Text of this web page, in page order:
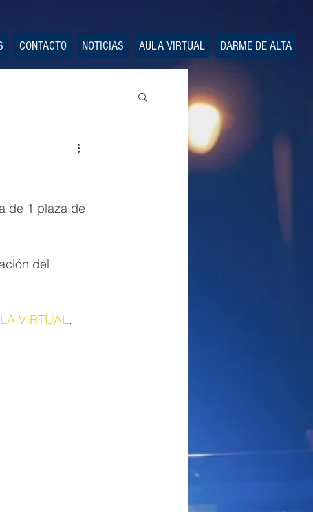
CONTACTO NOTICIAS AULA VIRTUAL DARME DE ALTA
de 1 plaza de
del
VIRTUAL.